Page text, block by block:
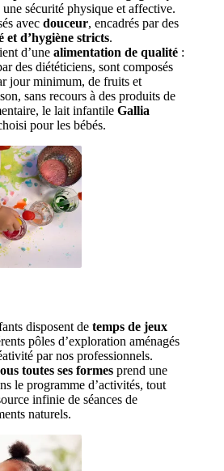
sécurité physique et affective.
avec douceur
et d’hygiène stricts.
d’une alimentation de qualité :
des diététiciens, sont composés
jour minimum, de fruits et
sans recours à des produits de
le lait infantile Gallia
pour les bébés.
disposent de temps de jeux
pôles d’exploration aménagés
toutes ses formes prend une
le programme d’activités, tout
infinie de séances de
naturels.